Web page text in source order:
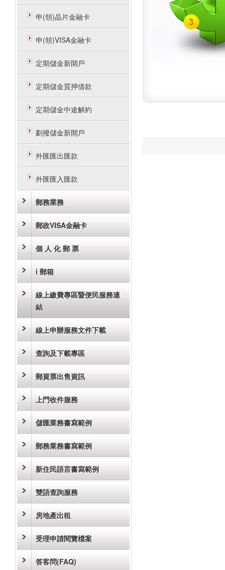
申(領)晶片金融卡
申(領)VISA金融卡
定期儲金新開戶
定期儲金質押借款
定期儲金中途解約
劃撥儲金新開戶
外匯匯出匯款
外匯匯入匯款
郵務業務
郵政VISA金融卡
個 人 化 郵 票
i 郵箱
線上繳費專區暨便民服務連
結
線上申辦服務文件下載
查詢及下載專區
郵資票出售資訊
上門收件服務
儲匯業務書寫範例
郵務業務書寫範例
新住民語言書寫範例
雙語查詢服務
房地產出租
受理申請閱覽檔案
答客問(FAQ)